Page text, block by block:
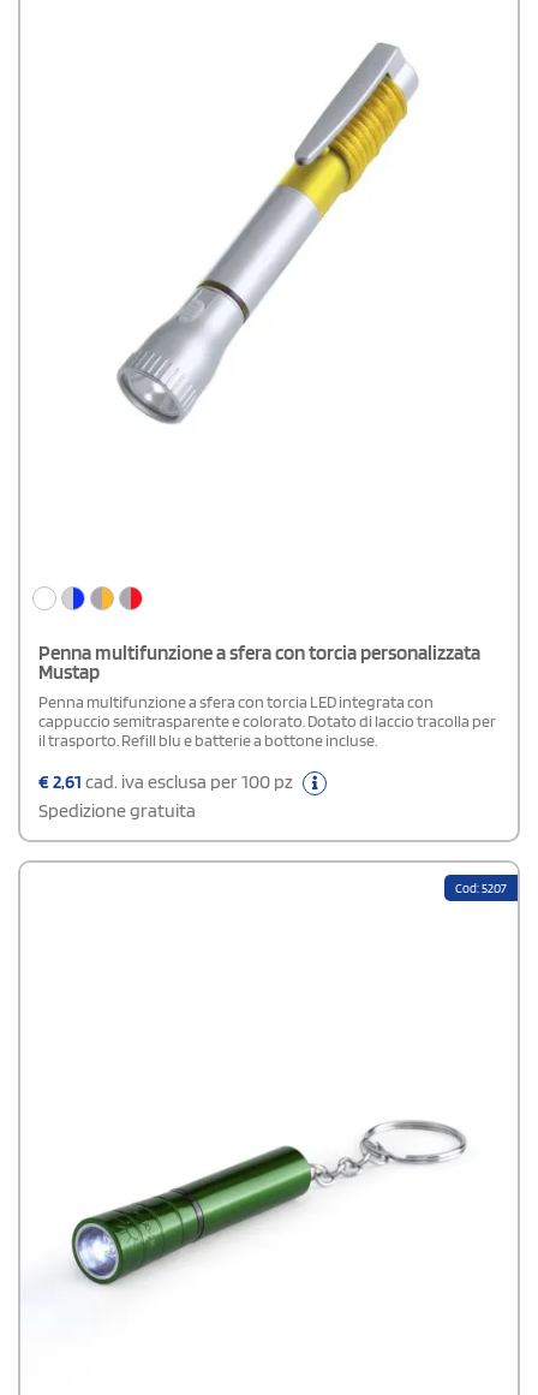
Penna multifunzione a sfera con torcia personalizzata
Mustap
Penna multifunzione a sfera con torcia LED integrata con
cappuccio semitrasparente e colorato. Dotato di laccio tracolla per
il trasporto. Refill blu e batterie a bottone incluse.
€2,61 cad. iva esclusa per 100 pz
Spedizione gratuita
Cod: 5207